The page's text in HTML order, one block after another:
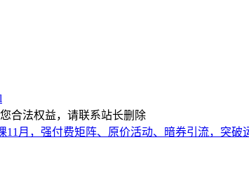
合法权益，请联系站长删除
11月，强付费矩阵、原价活动、暗券引流，突破